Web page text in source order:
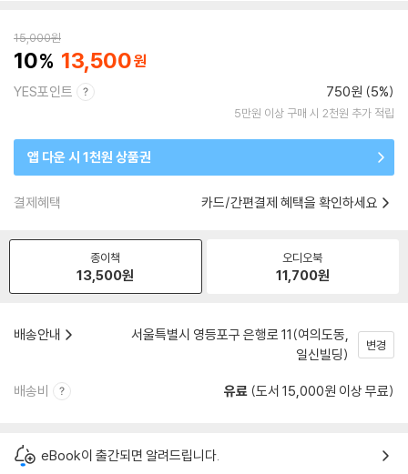
15,000원
10 13,500
YES포인트 750원 (5%)
5만원 이상 구매 시 2천원 추가 적립
앱 다운 시 1천원 상품권
결제혜택 카드/간편결제 혜택을 확인하세요
종이책
13,500원
오디오북
11,700원
배송안내
서울특별시 영등포구 은행로 11(여의도동,
일신빌딩)
변경
배송비 유료 (도서 15,000원 이상 무료)
eBook이 출간되면 알려드립니다.